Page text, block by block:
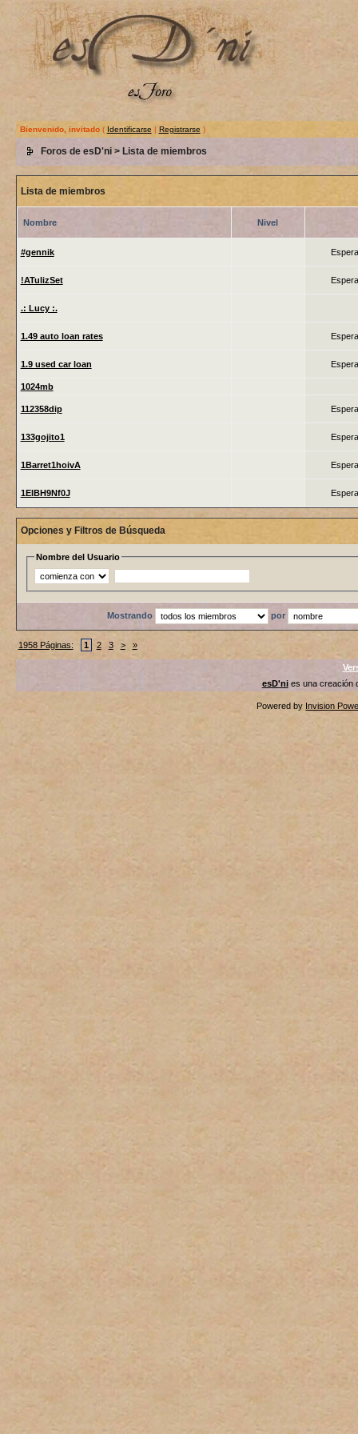
Bienvenido, invitado( Identificarse | Registrarse )
Foros de esD'ni> Lista de miembros
Lista de miembros
Nombre Nivel
#gennik
!ATulizSet
.: Lucy :.
1.49 auto loan rates
1.9 used car loan
1024mb
112358dip
133gojito1
1Barret1hoivA
1ElBH9Nf0J
Opciones y Filtros de Búsqueda
Nombre del Usuario
Mostrando por
1958 Páginas: 1 2 3 > »
esD'nies una creación
Powered by Invision